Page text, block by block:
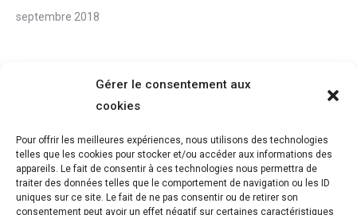
Gérer le consentement aux
cookies
Pour offrir les meilleures expériences, nous utilisons des technologies
telles que les cookies pour stocker et/ou accéder aux informations des
appareils. Le fait de consentir à ces technologies nous permettra de
traiter des données telles que le comportement de navigation ou les ID
uniques sur ce site. Le fait de ne pas consentir ou de retirer son
consentement peut avoir un effet négatif sur certaines caractéristiques
septembre 2018
CONTACT
Tél : 06 28 25 25 09
Mail :glefort@visual2explain.com